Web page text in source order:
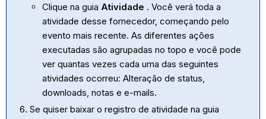
Clique na guia Atividade . Você verá toda a
atividade desse fornecedor, começando pelo
evento mais recente. As diferentes ações
executadas são agrupadas no topo e você pode
ver quantas vezes cada uma das seguintes
atividades ocorreu: Alteração de status,
downloads, notas e e-mails.
Se quiser baixar o registro de atividade na guia